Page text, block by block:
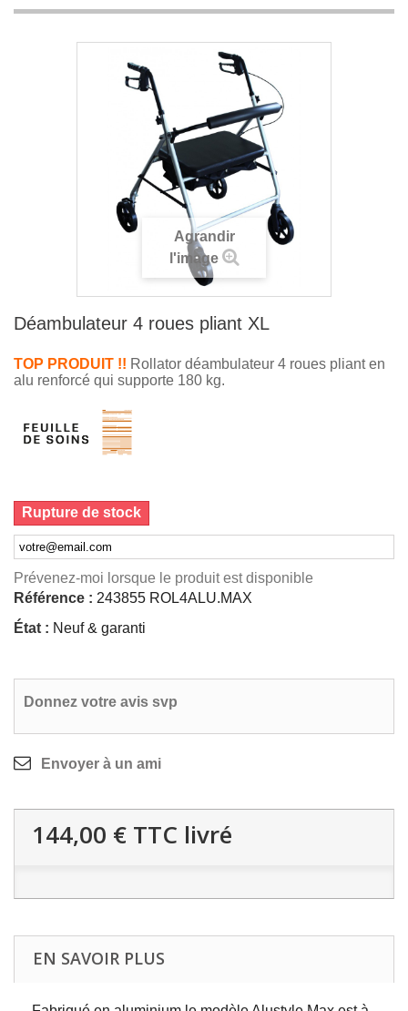
Agrandir
l'image
Déambulateur 4 roues pliant XL
TOP PRODUIT !! Rollator déambulateur 4 roues pliant en
alu renforcé qui supporte 180 kg.
Rupture de stock
Prévenez-moi lorsque le produit est disponible
Référence : 243855 ROL4ALU.MAX
État : Neuf & garanti
Donnez votre avis svp
Envoyer à un ami
144,00 € TTC livré
EN SAVOIR PLUS